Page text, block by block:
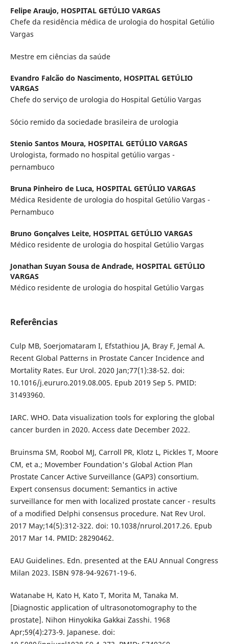
Felipe Araujo, HOSPITAL GETÚLIO VARGAS
Chefe da residência médica de urologia do hospital Getúlio
Vargas
Mestre em ciências da saúde
Evandro Falcão do Nascimento, HOSPITAL GETÚLIO
VARGAS
Chefe do serviço de urologia do Hospital Getúlio Vargas
Sócio remido da sociedade brasileira de urologia
Stenio Santos Moura, HOSPITAL GETÚLIO VARGAS
Urologista, formado no hospital getúlio vargas -
pernambuco
Bruna Pinheiro de Luca, HOSPITAL GETÚLIO VARGAS
Médica Residente de urologia do hospital Getúlio Vargas -
Pernambuco
Bruno Gonçalves Leite, HOSPITAL GETÚLIO VARGAS
Médico residente de urologia do hospital Getúlio Vargas
Jonathan Suyan Sousa de Andrade, HOSPITAL GETÚLIO
VARGAS
Médico residente de urologia do hospital Getúlio Vargas
Referências
Culp MB, Soerjomataram I, Efstathiou JA, Bray F, Jemal A.
Recent Global Patterns in Prostate Cancer Incidence and
Mortality Rates. Eur Urol. 2020 Jan;77(1):38-52. doi:
10.1016/j.eururo.2019.08.005. Epub 2019 Sep 5. PMID:
31493960.
IARC. WHO. Data visualization tools for exploring the global
cancer burden in 2020. Access date December 2022.
Bruinsma SM, Roobol MJ, Carroll PR, Klotz L, Pickles T, Moore
CM, et a.; Movember Foundation's Global Action Plan
Prostate Cancer Active Surveillance (GAP3) consortium.
Expert consensus document: Semantics in active
surveillance for men with localized prostate cancer - results
of a modified Delphi consensus procedure. Nat Rev Urol.
2017 May;14(5):312-322. doi: 10.1038/nrurol.2017.26. Epub
2017 Mar 14. PMID: 28290462.
EAU Guidelines. Edn. presented at the EAU Annual Congress
Milan 2023. ISBN 978-94-92671-19-6.
Watanabe H, Kato H, Kato T, Morita M, Tanaka M.
[Diagnostic application of ultrasonotomography to the
prostate]. Nihon Hinyokika Gakkai Zasshi. 1968
Apr;59(4):273-9. Japanese. doi: